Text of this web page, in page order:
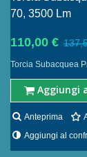
70, 3500 Lm
110,00 €
Torcia Subacquea
Aggiungi
Anteprima
Aggiungi al